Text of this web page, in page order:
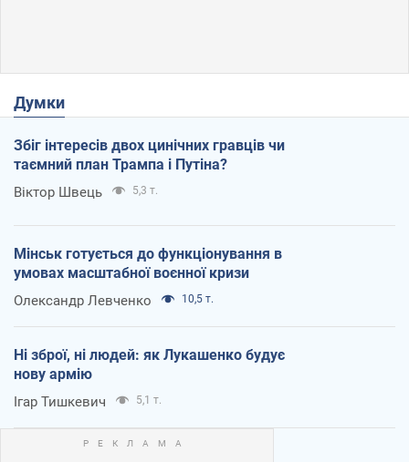
Думки
Збіг інтересів двох цинічних гравців чи
таємний план Трампа і Путіна?
Віктор Швець 5,3 т.
Мінськ готується до функціонування в
умовах масштабної воєнної кризи
Олександр Левченко 10,5 т.
Ні зброї, ні людей: як Лукашенко будує
нову армію
Ігар Тишкевич 5,1 т.